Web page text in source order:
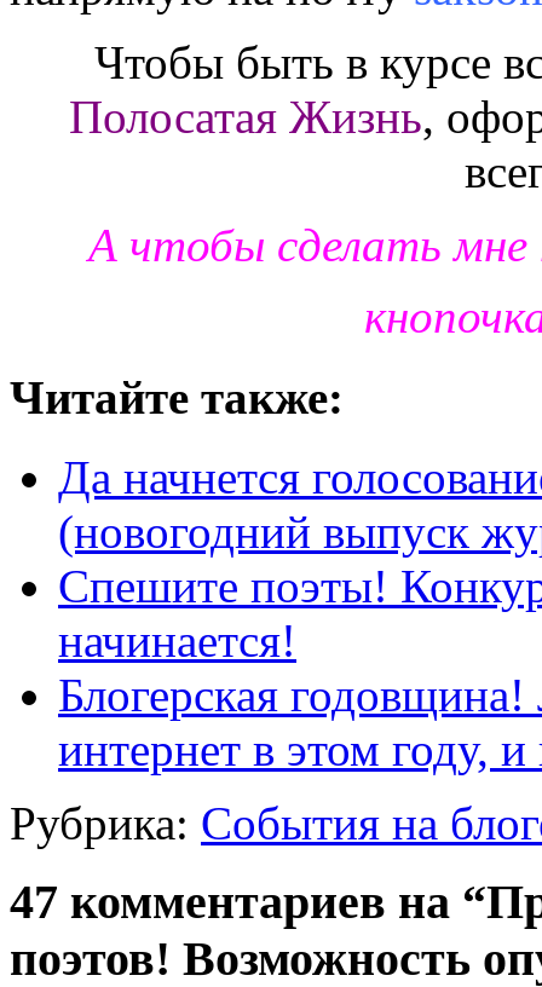
Чтобы быть в курсе
Полосатая Жизнь,
А чтобы сделать
Читайте также:
Да начнется
(новогодний выпуск
Спешите поэты!
начинается!
Блогерская
интернет в этом году,
Рубрика: События на
47 комментариев на
поэтов! Возможность